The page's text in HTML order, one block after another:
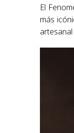
El
más